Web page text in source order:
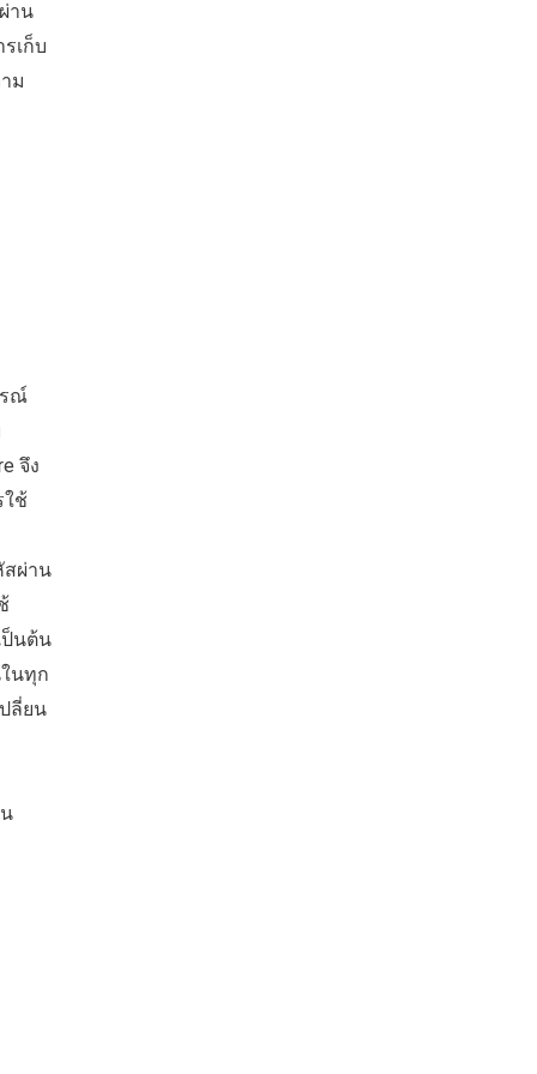
าน
เก็บ
ม
ณ์
จึง
ช้
สผ่าน
นต้น
นทุก
ลี่ยน